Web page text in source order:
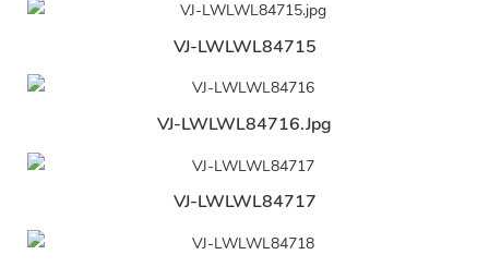
VJ-LWLWL84715
VJ-LWLWL84716.jpg
VJ-LWLWL84717